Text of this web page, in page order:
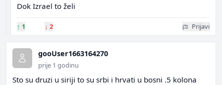
Dok Izrael to želi
↑ 1 ↓ 2 Prijavi
gooUser1663164270
prije 1 godinu
Sto su druzi u siriji to su srbi i hrvati u bosni .5 kolona